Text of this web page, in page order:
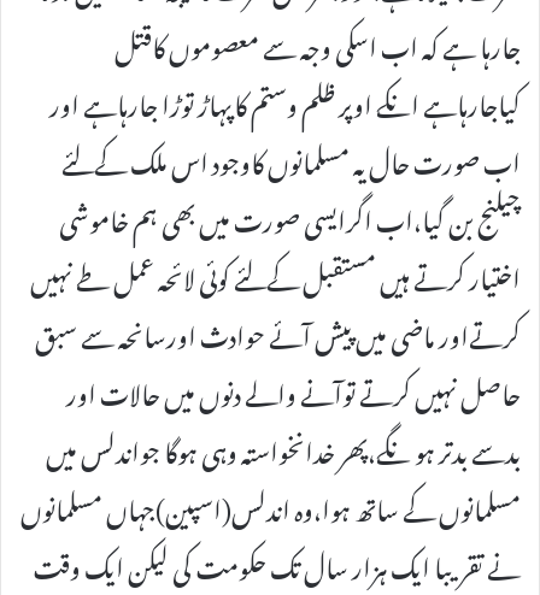
جارہا ہے کہ اب اسکی وجہ سے معصوموں کاقتل
کیاجارہاہے انکے اوپر ظلم وستم کاپہاڑ توڑا جارہاہے اور
اب صورت حال یہ مسلمانوں کاوجود اس ملک کےلئے
چیلنج بن گیا،اب اگرایسی صورت میں بھی ہم خاموشی
اختیار کرتے ہیں مستقبل کےلئے کوئی لائحہ عمل طے نہیں
کرتےاور ماضی میں پیش آئے حوادث اورسانحہ سے سبق
حاصل نہیں کرتے توآنے والے دنوں میں حالات اور
بدسے بدتر ہو نگے،پھر خدانخواستہ وہی ہوگا جواندلس میں
مسلمانوں کے ساتھ ہوا،وہ اندلس(اسپین)جہاں مسلمانوں
نے تقریبا ایک ہزار سال تک حکومت کی لیکن ایک وقت